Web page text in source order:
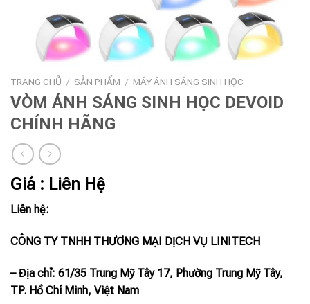
TRANG CHỦ / SẢN PHẨM / MÁY ÁNH SÁNG SINH HỌC
VÒM ÁNH SÁNG SINH HỌC DEVOID
CHÍNH HÃNG
Giá : Liên Hệ
Liên hệ:
CÔNG TY TNHH THƯƠNG MẠI DỊCH VỤ LINITECH
– Địa chỉ: 61/35 Trung Mỹ Tây 17, Phường Trung Mỹ Tây,
TP. Hồ Chí Minh, Việt Nam